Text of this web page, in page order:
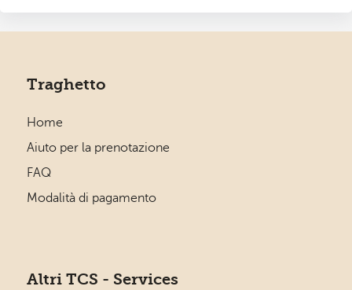
Traghetto
Home
Aiuto per la prenotazione
FAQ
Modalità di pagamento
Altri TCS - Services